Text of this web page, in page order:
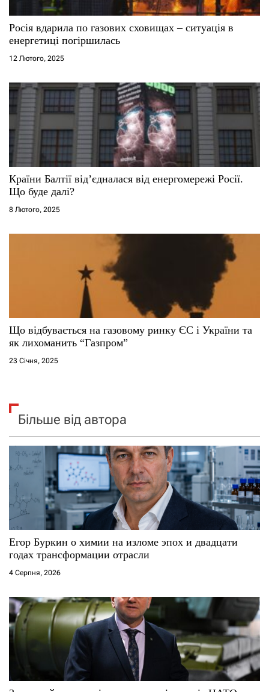
с
і
в
Росія вдарила по газових сховищах – ситуація в
енергетиці погіршилась
12 Лютого, 2025
Країни Балтії від’єдналася від енергомережі Росії.
Що буде далі?
8 Лютого, 2025
Що відбувається на газовому ринку ЄС і України та
як лихоманить “Газпром”
23 Січня, 2025
Більше від автора
Егор Буркин о химии на изломе эпох и двадцати
годах трансформации отрасли
4 Серпня, 2026